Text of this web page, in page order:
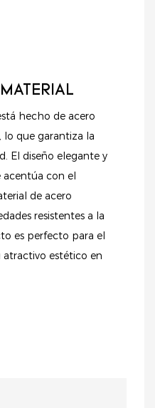
hecho de acero
lo que garantiza la
El diseño elegante y
con el
de acero
resistentes a la
es perfecto para el
atractivo estético en